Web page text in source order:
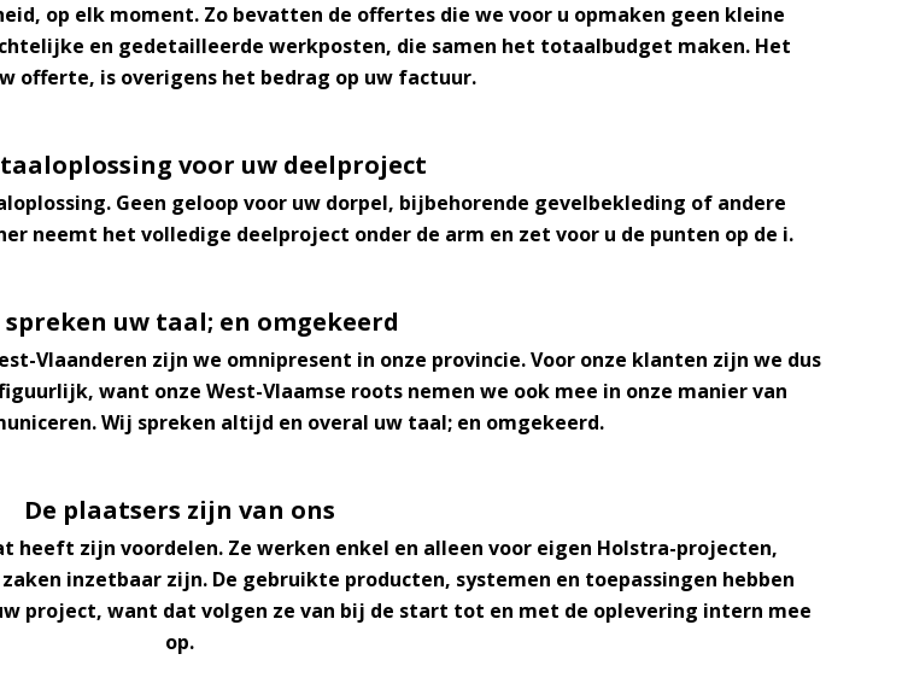
, op elk moment. Zo bevatten de offertes die we voor u opmaken geen kleine
en gedetailleerde werkposten, die samen het totaalbudget maken. Het
offerte, is overigens het bedrag op uw factuur.
voor uw deelproject
Geen geloop voor uw dorpel, bijbehorende gevelbekleding of andere
neemt het volledige deelproject onder de arm en zet voor u de punten op de i.
spreken uw taal; en omgekeerd
Vlaanderen zijn we omnipresent in onze provincie. Voor onze klanten zijn we dus
want onze West-Vlaamse roots nemen we ook mee in onze manier van
Wij spreken altijd en overal uw taal; en omgekeerd.
De plaatsers zijn van ons
heeft zijn voordelen. Ze werken enkel en alleen voor eigen Holstra-projecten,
inzetbaar zijn. De gebruikte producten, systemen en toepassingen hebben
project, want dat volgen ze van bij de start tot en met de oplevering intern mee
op.